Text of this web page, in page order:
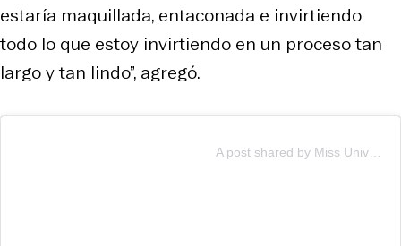
estaría maquillada, entaconada e invirtiendo
todo lo que estoy invirtiendo en un proceso tan
largo y tan lindo”, agregó.